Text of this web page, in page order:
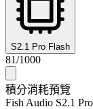
S2.1 Pro Flash
81/1000
積分消耗預覽
Fish Audio S2.1